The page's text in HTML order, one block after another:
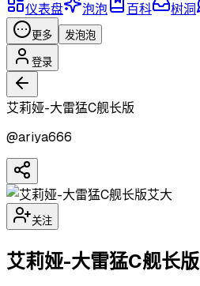
仪表盘
泡泡 百科 树洞
更多 发泡泡
登录
艾莉娅-大雷猛C舰长版
@ariya666
艾大
关注
艾莉娅-大雷猛C舰长版